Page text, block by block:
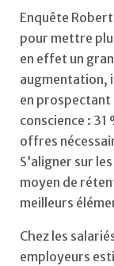
Enquête
pour mettre
en effet un
augmentation,
en prospectant
conscience :
offres
S’aligner sur
moyen de
meilleurs
Chez les
employeurs